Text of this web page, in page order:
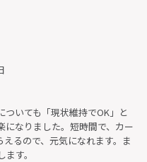
いても「現状維持でOK」と
になりました。短時間で、カー
るので、元気になれます。ま
す。